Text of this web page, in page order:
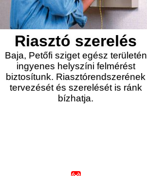
Riasztó szerelés
Baja, Petőfi sziget egész területén
ingyenes helyszíni felmérést
biztosítunk. Riasztórendszerének
tervezését és szerelését is ránk
bízhatja.